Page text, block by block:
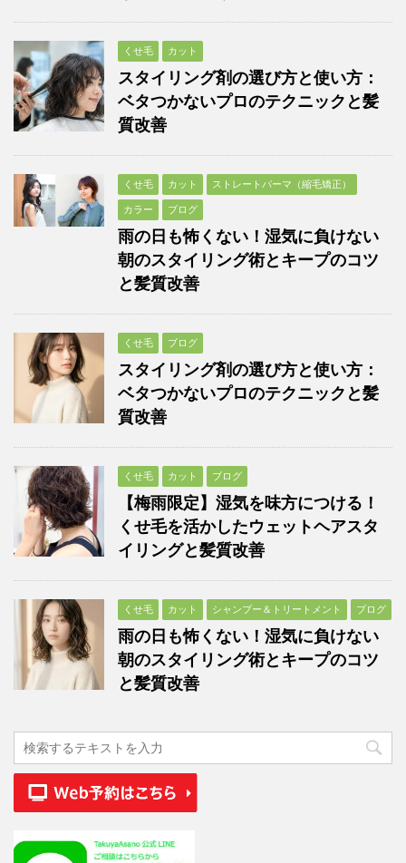
くせ毛 カット
スタイリング剤の選び方と使い方：
ベタつかないプロのテクニックと髪
質改善
くせ毛 カット ストレートパーマ（縮毛矯正）
カラー ブログ
雨の日も怖くない！湿気に負けない
朝のスタイリング術とキープのコツ
と髪質改善
くせ毛 ブログ
スタイリング剤の選び方と使い方：
ベタつかないプロのテクニックと髪
質改善
くせ毛 カット ブログ
【梅雨限定】湿気を味方につける！
くせ毛を活かしたウェットヘアスタ
イリングと髪質改善
くせ毛 カット シャンプー＆トリートメント ブログ
雨の日も怖くない！湿気に負けない
朝のスタイリング術とキープのコツ
と髪質改善